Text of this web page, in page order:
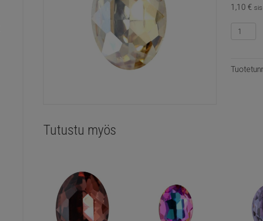
1,10 €
Kristalli
kapussi
Crystal
Tutustu myös